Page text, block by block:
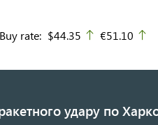
Buy rate: $44.35 up
€51.10
удару по